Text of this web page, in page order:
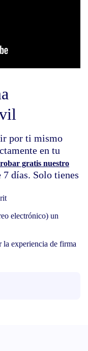
por ti mismo
en tu
gratis nuestro
7 días. Solo tienes
electrónico) un
experiencia de firma